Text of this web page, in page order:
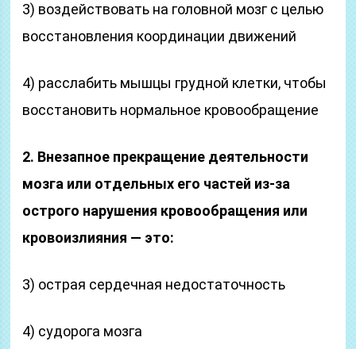
3) воздействовать на головной мозг с целью
восстановле­ния координации движений
4) расслабить мышцы грудной клетки, чтобы
восстано­вить нормальное кровообращение
2. Внезапное прекращение деятельности
мозга или отдель­ных его частей из-за
острого нарушения кровообраще­ния или
кровоизлияния — это:
3) острая сердечная недостаточность
4) судорога мозга